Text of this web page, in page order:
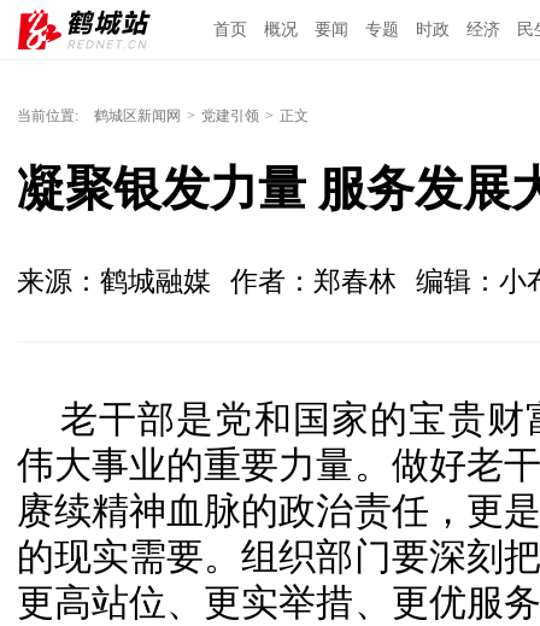
首页 概况 要闻 专题 时政 经济 民
当前位置: 鹤城区新闻网 > 党建引领 > 正文
凝聚银发力量 服务发展
来源：鹤城融媒 作者：郑春林 编辑：小
老干部是党和国家的宝贵
伟大事业的重要力量。做好老
赓续精神血脉的政治责任，更
的现实需要。组织部门要深刻
更高站位、更实举措、更优服